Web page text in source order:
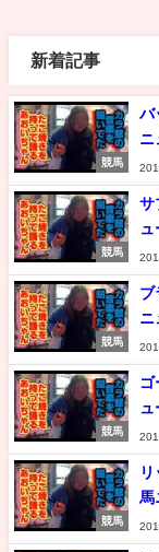
新着記事
競馬
バ
ニ
競馬
サ
ュ
競馬
ブ
ニ
競馬
ュ
競馬
馬